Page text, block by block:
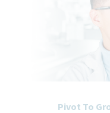
осигурят равни
възраст, раса,
инвалидност,
сексуалната
принадлежност,
статут, който има
Pivot To